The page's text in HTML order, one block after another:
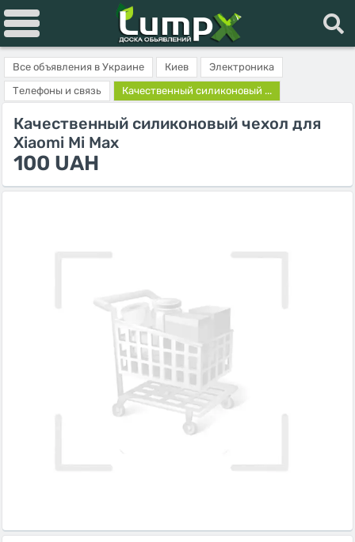
Все объявления в Украине Киев
Электроника
Телефоны и связь
Качественный силиконовый ...
Качественный силиконовый чехол для
Xiaomi Mi Max
100 UAH